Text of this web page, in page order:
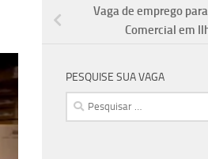
Vaga de emprego
Comercial em
PESQUISE SUA VAGA
Pesquisar
por: